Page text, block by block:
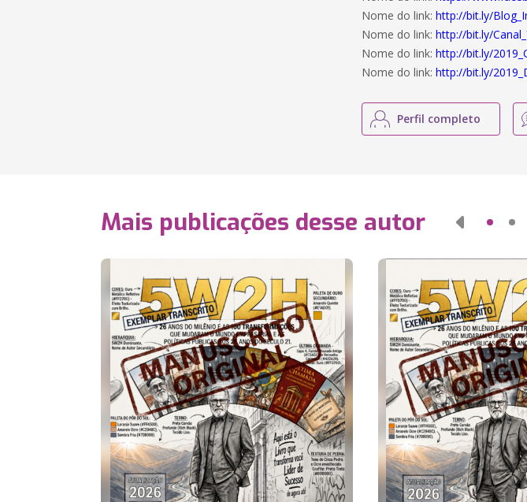
Nome do link:http://bit.ly/
Nome do link:http://bit.ly/
Nome do link:http://bit.ly/
Nome do link:http://bit.ly/
Perfil completo
Mais publicações desse autor